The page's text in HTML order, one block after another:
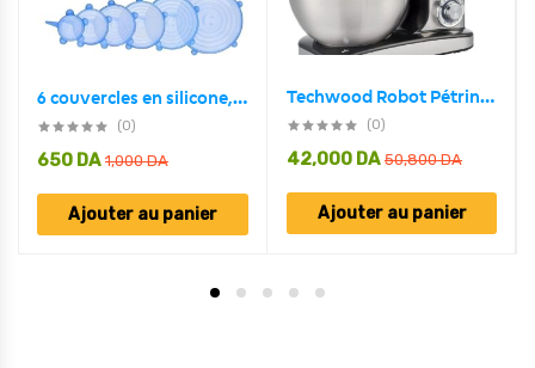
6 couvercles en silicone, extensibles, réutilisables
(0)
1,000DA
650 DA
Ajouter au panier
Techwood Robot Pétrin Professionel 12L 2000W TRO-1226
(0)
50,800DA
42,000 DA
Ajouter au panier